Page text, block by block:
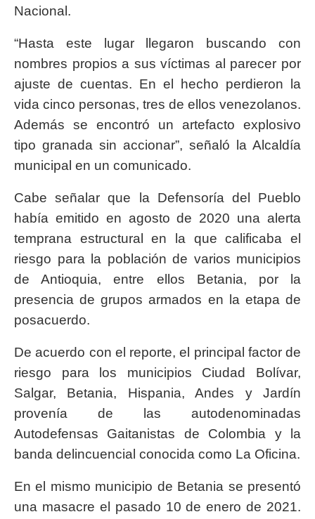
Nacional.
“Hasta este lugar llegaron buscando con
nombres propios a sus víctimas al parecer por
ajuste de cuentas. En el hecho perdieron la
vida cinco personas, tres de ellos venezolanos.
Además se encontró un artefacto explosivo
tipo granada sin accionar”, señaló la Alcaldía
municipal en un comunicado.
Cabe señalar que la Defensoría del Pueblo
había emitido en agosto de 2020 una alerta
temprana estructural en la que calificaba el
riesgo para la población de varios municipios
de Antioquia, entre ellos Betania, por la
presencia de grupos armados en la etapa de
posacuerdo.
De acuerdo con el reporte, el principal factor de
riesgo para los municipios Ciudad Bolívar,
Salgar, Betania, Hispania, Andes y Jardín
provenía de las autodenominadas
Autodefensas Gaitanistas de Colombia y la
banda delincuencial conocida como La Oficina.
En el mismo municipio de Betania se presentó
una masacre el pasado 10 de enero de 2021.